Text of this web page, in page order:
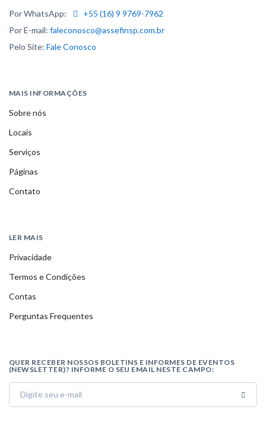
Por WhatsApp:
+55 (16) 9 9769-7962
Por E-mail: faleconosco@assefinsp.com.br
Pelo Site: Fale Conosco
MAIS INFORMAÇÕES
Sobre nós
Locais
Serviços
Páginas
Contato
LER MAIS
Privacidade
Termos e Condições
Contas
Perguntas Frequentes
QUER RECEBER NOSSOS BOLETINS E INFORMES DE EVENTOS
(NEWSLETTER)? INFORME O SEU EMAIL NESTE CAMPO: